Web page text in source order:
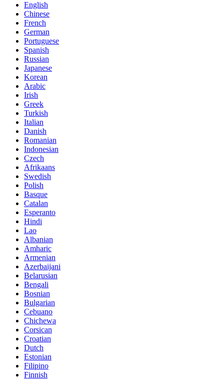
English
Chinese
French
German
Portuguese
Spanish
Russian
Japanese
Korean
Arabic
Irish
Greek
Turkish
Italian
Danish
Romanian
Indonesian
Czech
Afrikaans
Swedish
Polish
Basque
Catalan
Esperanto
Hindi
Lao
Albanian
Amharic
Armenian
Azerbaijani
Belarusian
Bengali
Bosnian
Bulgarian
Cebuano
Chichewa
Corsican
Croatian
Dutch
Estonian
Filipino
Finnish